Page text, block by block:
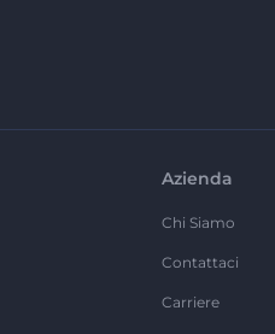
Azienda
Chi Siamo
Contattaci
Carriere